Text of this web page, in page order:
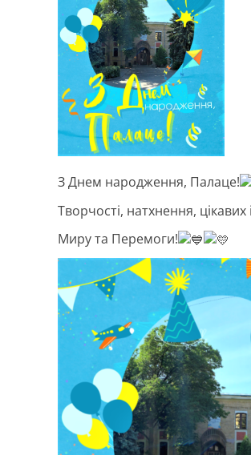
З Днем народження, Палаце!
Творчості, натхнення, цікавих
Миру та Перемоги!